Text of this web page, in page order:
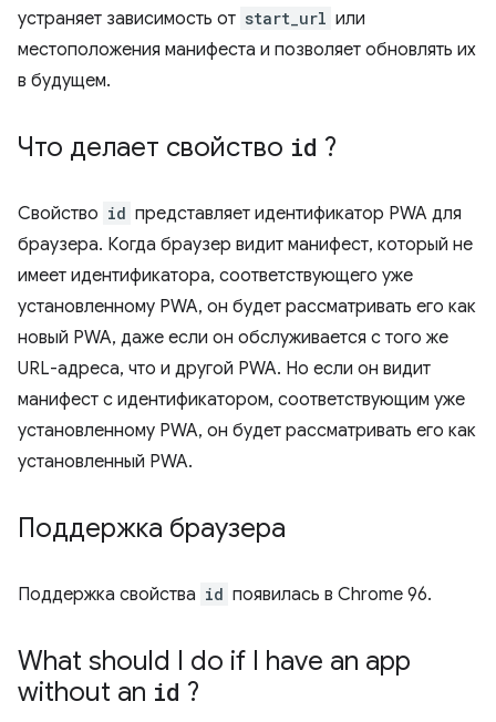
устраняет зависимость от start_url или
местоположения манифеста и позволяет обновлять их
в будущем.
Что делает свойство id ?
Свойство id представляет идентификатор PWA для
браузера. Когда браузер видит манифест, который не
имеет идентификатора, соответствующего уже
установленному PWA, он будет рассматривать его как
новый PWA, даже если он обслуживается с того же
URL-адреса, что и другой PWA. Но если он видит
манифест с идентификатором, соответствующим уже
установленному PWA, он будет рассматривать его как
установленный PWA.
Поддержка браузера
Поддержка свойства id появилась в Chrome 96.
What should I do if I have an app
without an id ?